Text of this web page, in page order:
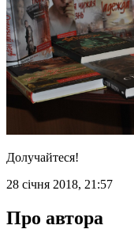
Долучайтеся!
28 січня 2018, 21:57
Про автора